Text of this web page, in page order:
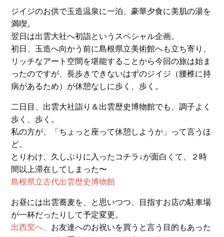
ジイジのお供で玉造温泉に一泊、豪華夕食に美肌の湯を
満喫。
翌日は出雲大社へ初詣というスペシャル企画。
初日、玉造へ向かう前に島根県立美術館へも立ち寄り、
リッチなアート空間を堪能することから今回の旅は始ま
ったのですが、長歩きできないはずのジイジ（腰椎に持
病があるため）が休憩なしに歩く、歩く。
二日目、出雲大社詣り＆出雲歴史博物館でも、調子よく
歩く、歩く。
私の方が、「ちょっと座って休憩しようか」って言うほ
ど。
とりわけ、久しぶりに入ったコチラ↓が面白くて、２時
間以上滞在してしまった〜
島根県立古代出雲歴史博物館
お昼には出雲蕎麦を、と思いつつ、目指すお店の駐車場
が一杯だったりして予定変更。
出西窯へ、 お友達へのお祝いを買うと言う目的もあった